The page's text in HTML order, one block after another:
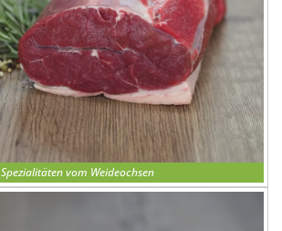
Spezialitäten vom Weideochsen